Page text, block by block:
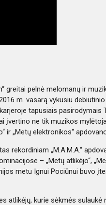
greitai pelnė melomanų ir
m. vasarą vykusiu
tapusiais pasirodymais
įvertino ne tik muzikos
ir „Metų elektronikos“
rekordiniam „M.A.M.A.“
– „Metų atlikėjo“,
metu Ignui Pociūnui buvo
atlikėjų, kurie sėkmės sulaukė